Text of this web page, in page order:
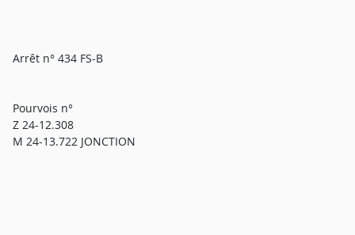
Arrêt n° 434 FS-B
Pourvois n°
Z 24-12.308
M 24-13.722 JONCTION